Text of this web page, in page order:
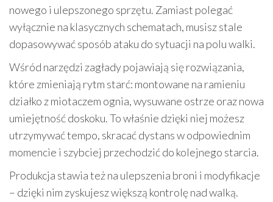
nowego i ulepszonego sprzętu. Zamiast polegać
wyłącznie na klasycznych schematach, musisz stale
dopasowywać sposób ataku do sytuacji na polu walki.
Wśród narzędzi zagłady pojawiają się rozwiązania,
które zmieniają rytm starć: montowane na ramieniu
działko z miotaczem ognia, wysuwane ostrze oraz nowa
umiejętność doskoku. To właśnie dzięki niej możesz
utrzymywać tempo, skracać dystans w odpowiednim
momencie i szybciej przechodzić do kolejnego starcia.
Produkcja stawia też na ulepszenia broni i modyfikacje
– dzięki nim zyskujesz większą kontrolę nad walką.